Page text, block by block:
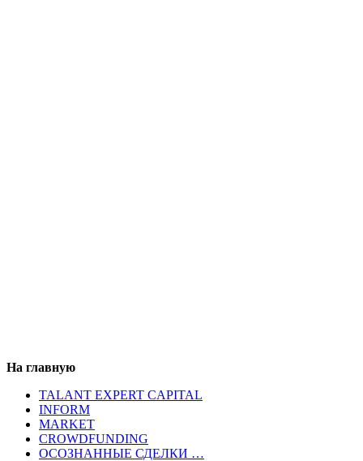
На главную
TALANT EXPERT CAPITAL
INFORM
MARKET
CROWDFUNDING
ОСОЗНАННЫЕ СДЕЛКИ …